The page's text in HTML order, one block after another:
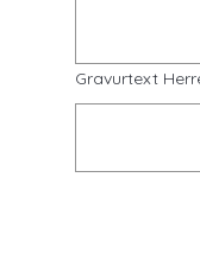
Gravurtext